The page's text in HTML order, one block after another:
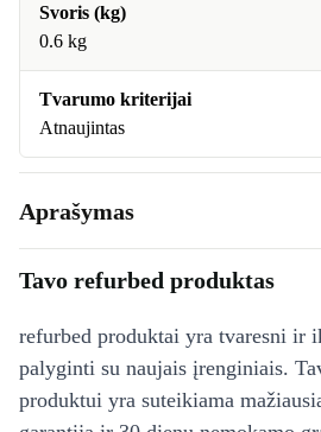
Svoris (kg)
0.6 kg
Tvarumo kriterijai
Atnaujintas
Aprašymas
Tavo refurbed produktas
refurbed produktai yra tvaresni ir
palyginti su naujais įrenginiais.
produktui yra suteikiama